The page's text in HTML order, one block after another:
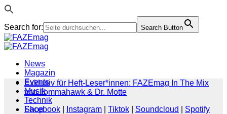
Search for: Search Button
Zum
Inhalt
News
Magazin
Events
Musik
Technik
Shop
Exklusiv für Heft-Leser*innen: FAZEmag In The Mix
von Tommahawk & Dr. Motte
Facebook
Instagram Tiktok Soundcloud
Spotify